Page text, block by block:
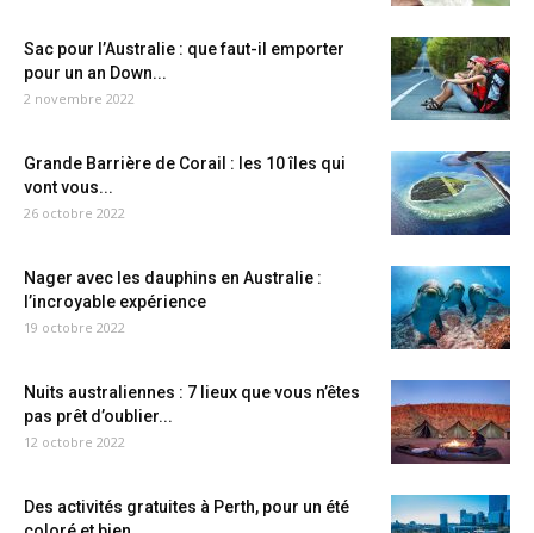
Sac pour l’Australie : que faut-il emporter
pour un an Down...
2 novembre 2022
Grande Barrière de Corail : les 10 îles qui
vont vous...
26 octobre 2022
Nager avec les dauphins en Australie :
l’incroyable expérience
19 octobre 2022
Nuits australiennes : 7 lieux que vous n’êtes
pas prêt d’oublier...
12 octobre 2022
Des activités gratuites à Perth, pour un été